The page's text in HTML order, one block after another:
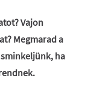
Vajon
Megmarad a
ha